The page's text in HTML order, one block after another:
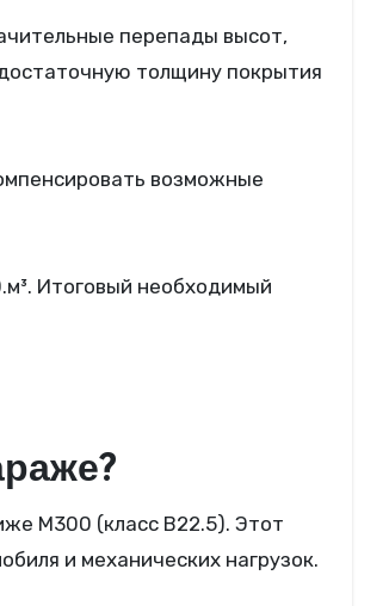
перепады высот,
толщину покрытия
возможные
Итоговый необходимый
М300 (класс В22.5). Этот
и механических нагрузок.